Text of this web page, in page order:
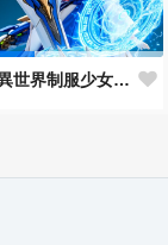
異世界制服少女達 メカ娘 姫巫女青龍アームズ アクリルドールフィギュア